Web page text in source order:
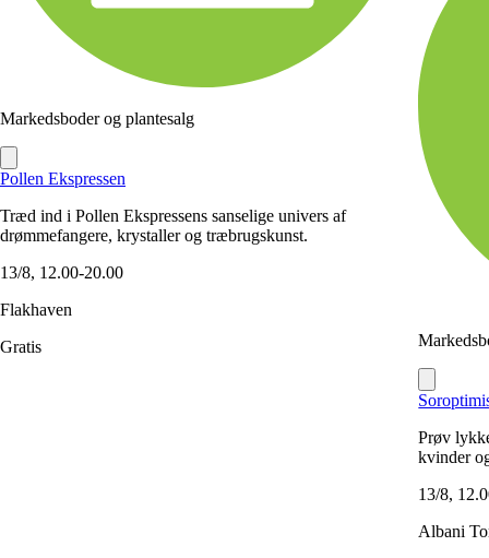
Markedsboder og plantesalg
Pollen Ekspressen
Træd ind i Pollen Ekspressens sanselige univers af
drømmefangere, krystaller og træbrugskunst.
13/8, 12.00-20.00
Flakhaven
Gratis
Prøv
kvinder
13/8,
Albani